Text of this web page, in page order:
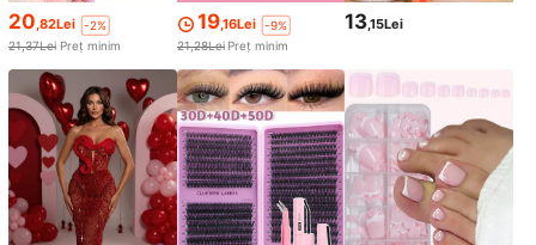
20,82Lei
-2%
21,37Lei Preț minim
19,16Lei -9%
21,28Lei Preț minim
13,15Lei